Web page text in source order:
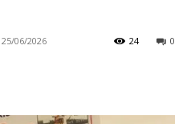
25/06/2026 0
24